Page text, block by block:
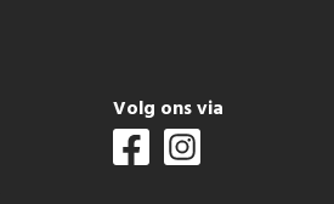
Volg ons via